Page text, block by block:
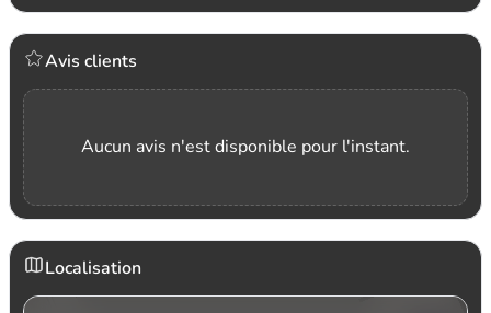
Avis clients
Aucun avis n'est disponible pour l'instant.
Localisation